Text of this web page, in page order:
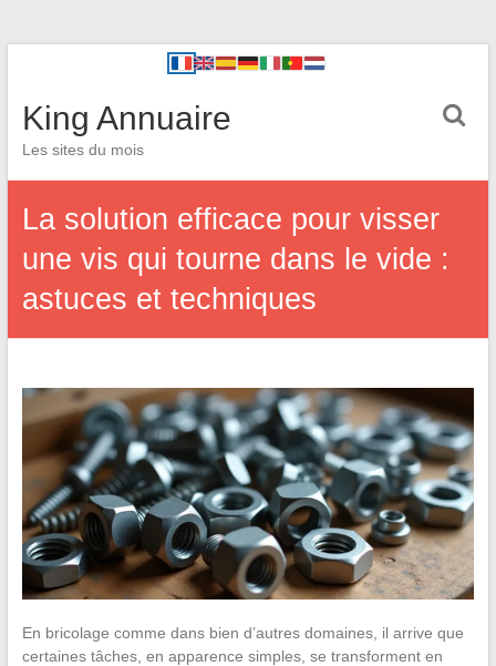
King Annuaire
Les sites du mois
La solution efficace pour visser
une vis qui tourne dans le vide :
astuces et techniques
En bricolage comme dans bien d’autres domaines, il arrive que
certaines tâches, en apparence simples, se transforment en